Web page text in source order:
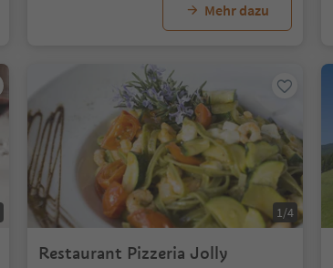
Mehr dazu
1/4
Restaurant Pizzeria Jolly